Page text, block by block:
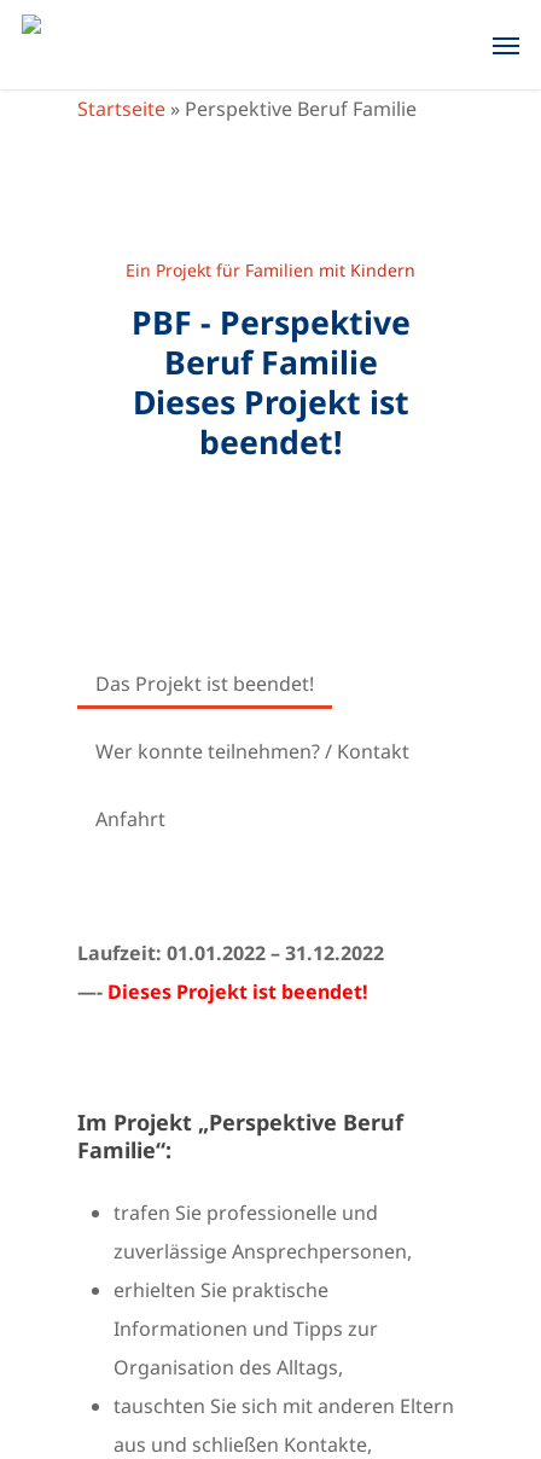
Skip
Startseite » Perspektive Beruf Familie
Ein Projekt für Familien mit Kindern
PBF - Perspektive
Beruf Familie
Dieses Projekt ist
beendet!
Das Projekt ist beendet!
Wer konnte teilnehmen? / Kontakt
Anfahrt
Laufzeit: 01.01.2022 – 31.12.2022
—- Dieses Projekt ist beendet!
Im Projekt „Perspektive Beruf
Familie“:
trafen Sie professionelle und
zuverlässige Ansprechpersonen,
erhielten Sie praktische
Informationen und Tipps zur
Organisation des Alltags,
tauschten Sie sich mit anderen Eltern
aus und schließen Kontakte,